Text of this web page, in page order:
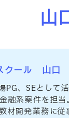
研修「リアプロ
す
山
クール 山口
PG、SEとして
融系案件を担
材開発業務に従